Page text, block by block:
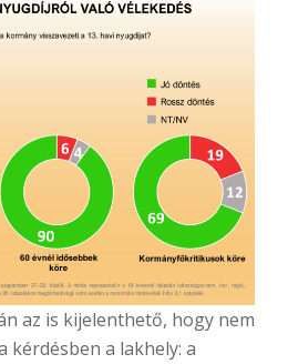
az is kijelenthető, hogy nem
kérdésben a lakhely: a